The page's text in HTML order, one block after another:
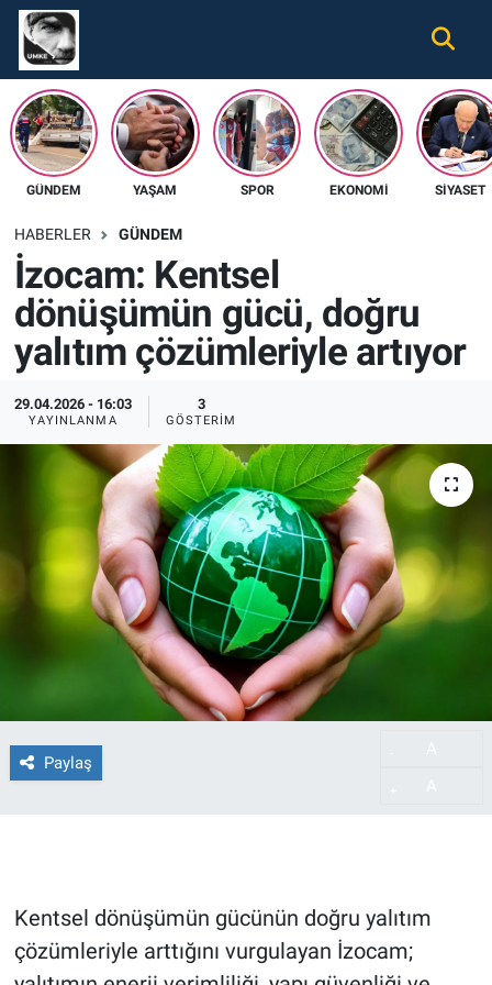
GÜNDEM YAŞAM SPOR EKONOMI SIYASET
HABERLER GÜNDEM
İzocam: Kentsel
dönüşümün gücü, doğru
yalıtım çözümleriyle artıyor
29.04.2026 - 16:03
YAYINLANMA
3
GÖSTERIM
Paylaş
Kentsel dönüşümün gücünün doğru yalıtım
çözümleriyle arttığını vurgulayan İzocam;
Gündem
Ekonomi
Spor
Tüm Haberler
İletişim
Künye
Nöbetçi Eczaneler
Hava Durumu
Namaz Vakitleri
Süper Lig Puan Durumu ve Fikstür
Tüm Manşetler
Son Dakika Haberleri
Haber Arşivi